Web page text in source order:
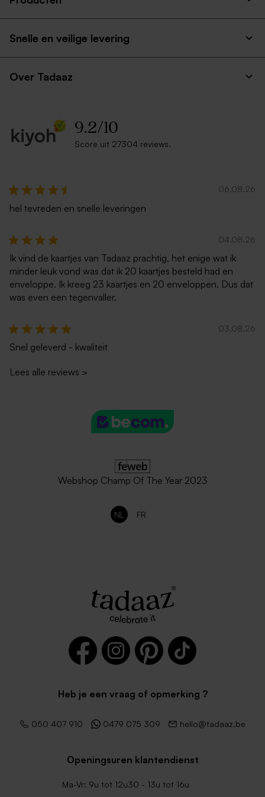
Houten memory box met
Snelle en veilige levering
Over Tadaaz
9.2/10
Score uit 27304 reviews.
06.08.26
hel tevreden en snelle leveringen
04.08.26
Ik vind de kaartjes van Tadaaz prachtig, het enige wat ik
minder leuk vond was dat ik 20 kaartjes besteld had en
enveloppe. Ik kreeg 23 kaartjes en 20 enveloppen. Dus dat
was even een tegenvaller.
03.08.26
Snel geleverd - kwaliteit
Lees alle reviews >
Webshop Champ Of The Year 2023
NL FR
Heb je een vraag of opmerking ?
050 407 910 0479 075 309 hello@tadaaz.be
Openingsuren klantendienst
Ma-Vr: 9u tot 12u30 - 13u tot 16u